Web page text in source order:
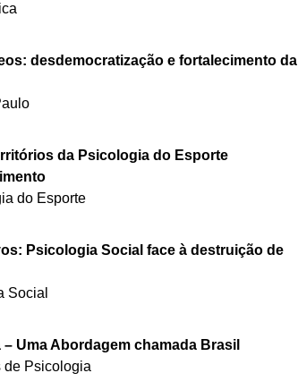
desdemocratização e fortalecimento da
da Psicologia do Esporte
do Esporte
Psicologia Social face à destruição de
Social
Uma Abordagem chamada Brasil
de Psicologia